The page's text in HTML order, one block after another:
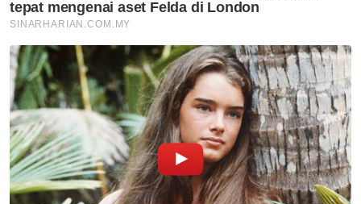
Api makin marak, akses ke
Gunung Bromo ditutup
sepenuhnya
GLOBAL
21 maut, 37 cedera dua bas
bertembung